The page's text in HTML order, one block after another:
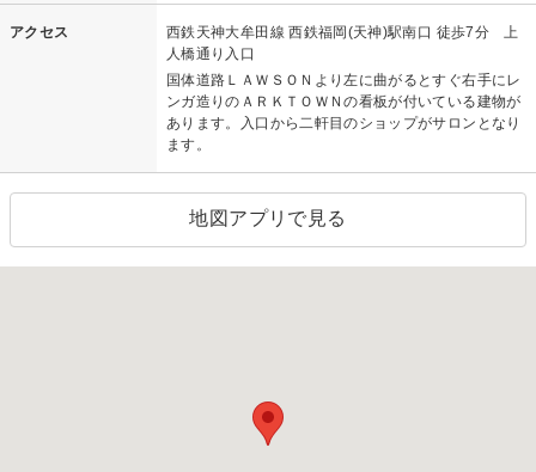
アクセス
西鉄天神大牟田線 西鉄福岡(天神)駅南口 徒歩7分 上
人橋通り入口
国体道路ＬＡＷＳＯＮより左に曲がるとすぐ右手にレ
ンガ造りのＡＲＫＴＯＷＮの看板が付いている建物が
あります。入口から二軒目のショップがサロンとなり
ます。
地図アプリで見る